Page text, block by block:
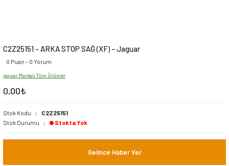
C2Z25151 - ARKA STOP SAĞ (XF) - Jaguar
0 Puan - 0 Yorum
jaguar Markalı Tüm Ürünler
0,00₺
Stok Kodu
C2Z25151
Stok Durumu
Stokta Yok
Gelince Haber Ver